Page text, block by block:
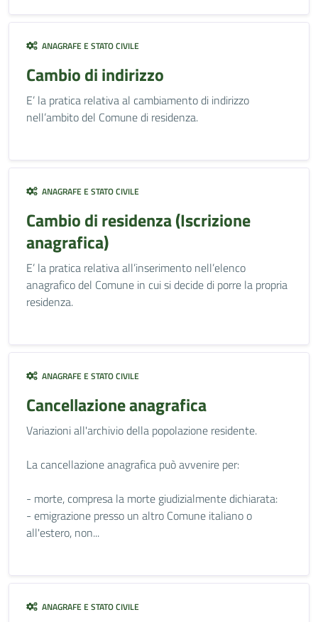
ANAGRAFE E STATO CIVILE
Cambio di indirizzo
E’ la pratica relativa al cambiamento di indirizzo
nell’ambito del Comune di residenza.
ANAGRAFE E STATO CIVILE
Cambio di residenza (Iscrizione
anagrafica)
E’ la pratica relativa all’inserimento nell’elenco
anagrafico del Comune in cui si decide di porre la propria
residenza.
ANAGRAFE E STATO CIVILE
Cancellazione anagrafica
Variazioni all'archivio della popolazione residente.
La cancellazione anagrafica può avvenire per:
- morte, compresa la morte giudizialmente dichiarata:
- emigrazione presso un altro Comune italiano o
all'estero, non...
ANAGRAFE E STATO CIVILE